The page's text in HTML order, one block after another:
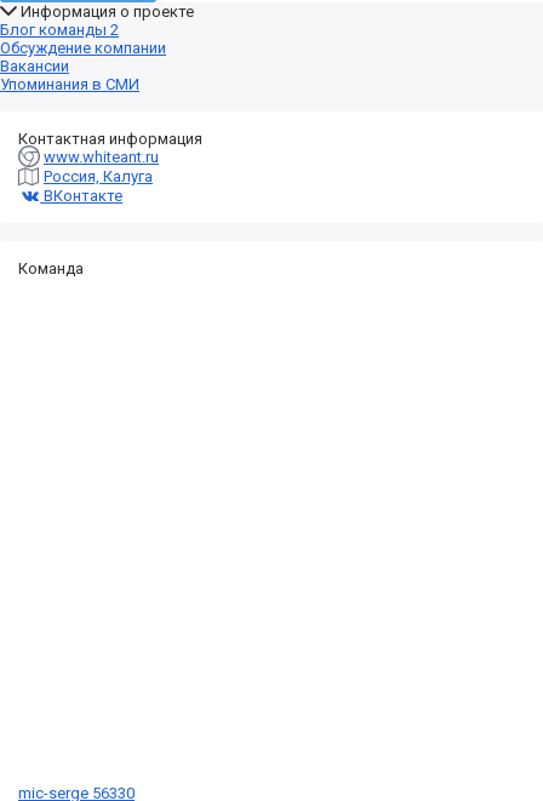
Информация о проекте
Блог команды 2
Обсуждение компании
Вакансии
Упоминания в СМИ
Контактная информация
www.whiteant.ru
Россия, Калуга
ВКонтакте
Команда
mic-serge 56330